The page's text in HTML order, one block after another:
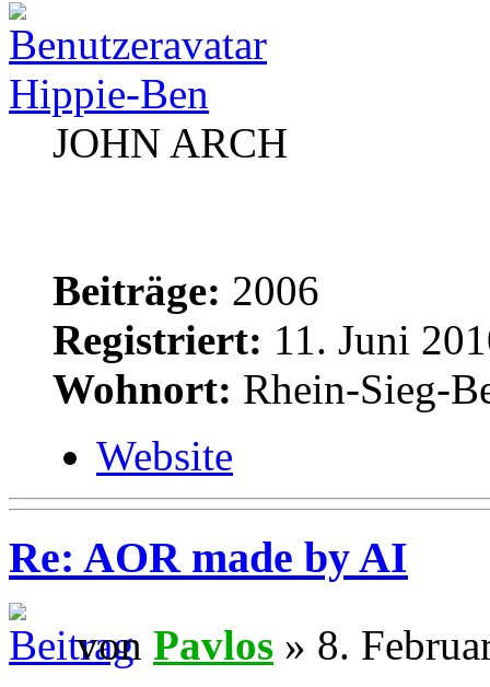
Hippie-Ben
JOHN ARCH
Beiträge: 2006
Registriert: 11. Juni
Wohnort: Rhein-Sieg-
Website
Re: AOR made by AI
von Pavlos » 8.